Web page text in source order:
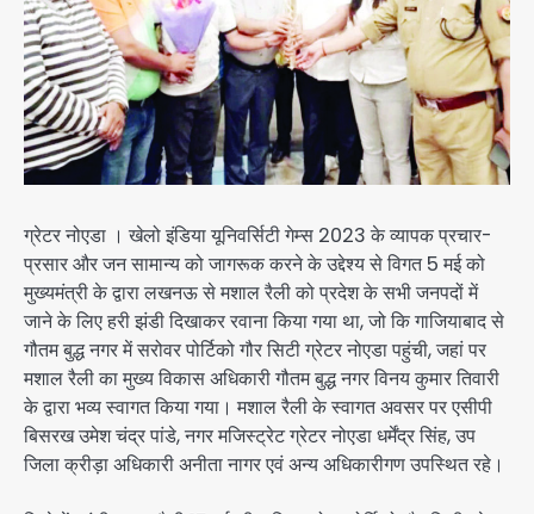
ग्रेटर नोएडा । खेलो इंडिया यूनिवर्सिटी गेम्स 2023 के व्यापक प्रचार-
प्रसार और जन सामान्य को जागरूक करने के उद्देश्य से विगत 5 मई को
मुख्यमंत्री के द्वारा लखनऊ से मशाल रैली को प्रदेश के सभी जनपदों में
जाने के लिए हरी झंडी दिखाकर रवाना किया गया था, जो कि गाजियाबाद से
गौतम बुद्ध नगर में सरोवर पोर्टिको गौर सिटी ग्रेटर नोएडा पहुंची, जहां पर
मशाल रैली का मुख्य विकास अधिकारी गौतम बुद्ध नगर विनय कुमार तिवारी
के द्वारा भव्य स्वागत किया गया। मशाल रैली के स्वागत अवसर पर एसीपी
बिसरख उमेश चंद्र पांडे, नगर मजिस्ट्रेट ग्रेटर नोएडा धर्मेंद्र सिंह, उप
जिला क्रीड़ा अधिकारी अनीता नागर एवं अन्य अधिकारीगण उपस्थित रहे।